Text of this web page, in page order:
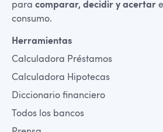
para comparar, decidir y acertar
consumo.
Herramientas
Calculadora Préstamos
Calculadora Hipotecas
Diccionario financiero
Todos los bancos